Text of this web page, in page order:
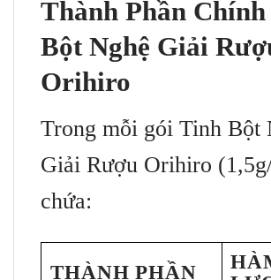
Thành Phần
Bột Nghệ Giải
Orihiro
Trong mỗi gói Tinh Bột
Giải Rượu Orihiro
chứa:
THÀNH PHẦN